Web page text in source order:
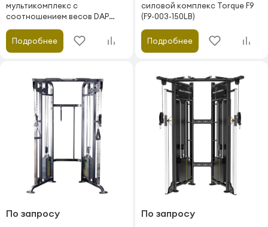
мультикомплекс с
соотношением весов DAP
Подробнее
силовой комплекс Torque F9
(F9-003-150LB)
Подробнее
По запросу По запросу